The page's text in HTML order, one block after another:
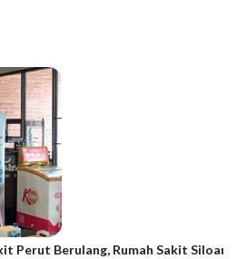
Perut Berulang, Rumah Sakit Siloam